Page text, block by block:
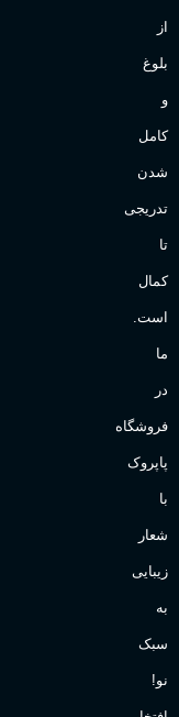
از
بلوغ
و
کامل
شدن
تدریجی
تا
کمال
است.
ما
در
فروشگاه
پاپروک
با
شعار
زیبایی
به
سبک
نو!